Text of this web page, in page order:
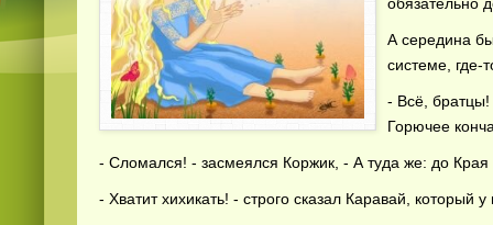
А середина
системе,
- Всё, братцы!
Горючее
- Сломался! - засмеялся Коржик, - А туда же: до
- Хватит хихикать! - строго сказал Каравай, который